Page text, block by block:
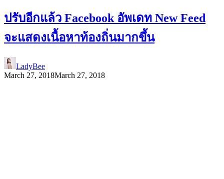
ปรับอีกแล้ว Facebook อัพเดท New Feed
จะแสดงเนื้อหาท้องถิ่นมากขึ้น
LadyBee
March 27, 2018March 27, 2018